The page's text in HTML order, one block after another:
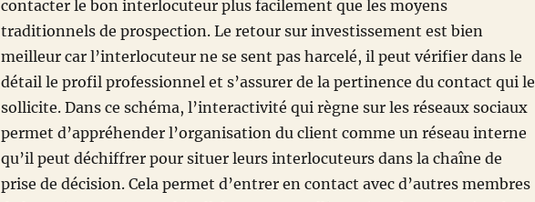
contacter le bon interlocuteur plus facilement que les moyens
traditionnels de prospection. Le retour sur investissement est bien
meilleur car l’interlocuteur ne se sent pas harcelé, il peut vérifier dans le
détail le profil professionnel et s’assurer de la pertinence du contact qui le
sollicite. Dans ce schéma, l’interactivité qui règne sur les réseaux sociaux
permet d’appréhender l’organisation du client comme un réseau interne
qu’il peut déchiffrer pour situer leurs interlocuteurs dans la chaîne de
prise de décision. Cela permet d’entrer en contact avec d’autres membres